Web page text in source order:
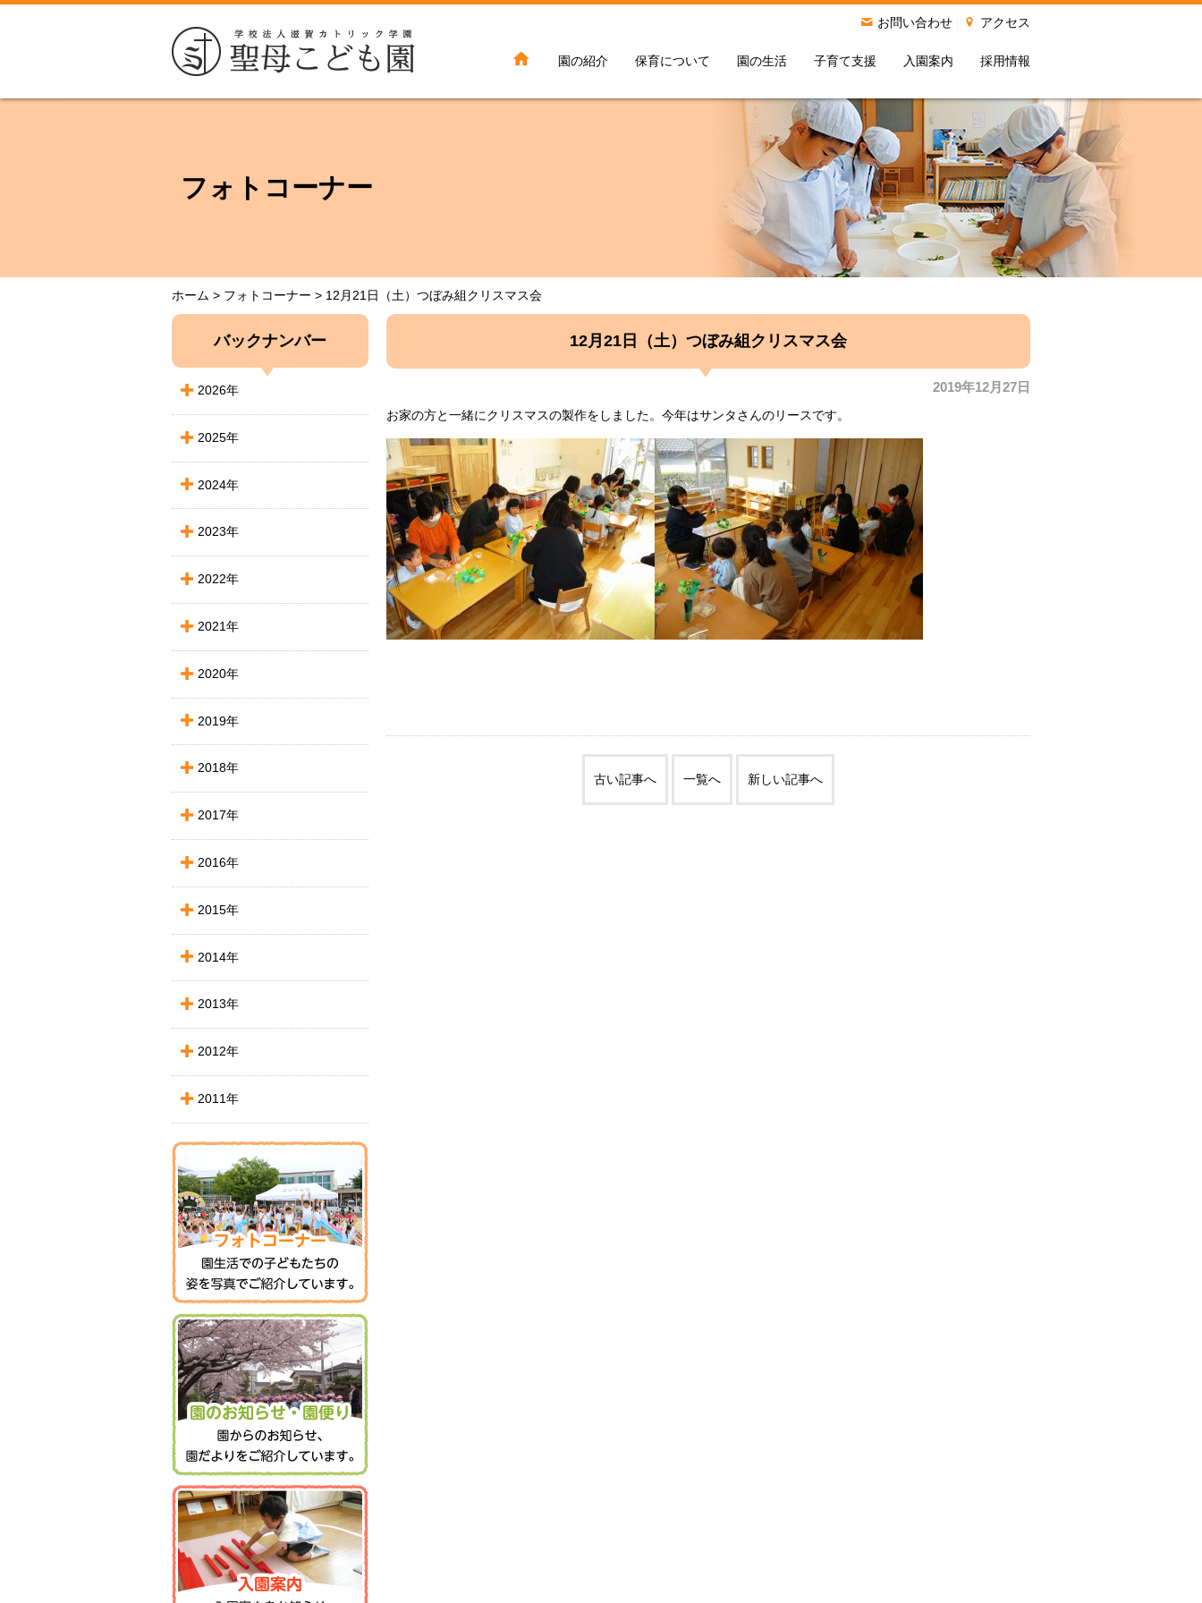
 園の紹介 保育について 園の生活 子育て支援 入園案内 採用情報
お問い合わせ アクセス
フォトコーナー
ホーム > フォトコーナー > 12月21日（土）つぼみ組クリスマス会
12月21日（土）つぼみ組クリスマス会
2019年12月27日
お家の方と一緒にクリスマスの製作をしました。今年はサンタさんのリースです。
古い記事へ 一覧へ 新しい記事へ
バックナンバー
2026年
2025年
2024年
2023年
2022年
2021年
2020年
2019年
2018年
2017年
2016年
2015年
2014年
2013年
2012年
2011年